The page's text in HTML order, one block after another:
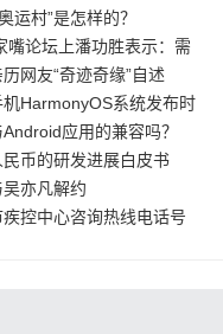
运村”是怎样的？
嘴论坛上潘功胜表示：需
网友“奇迹奇缘”自述
HarmonyOS系统发布时
应用的兼容吗？
币的研发进展白皮书
亦凡解约
控中心咨询热线电话号